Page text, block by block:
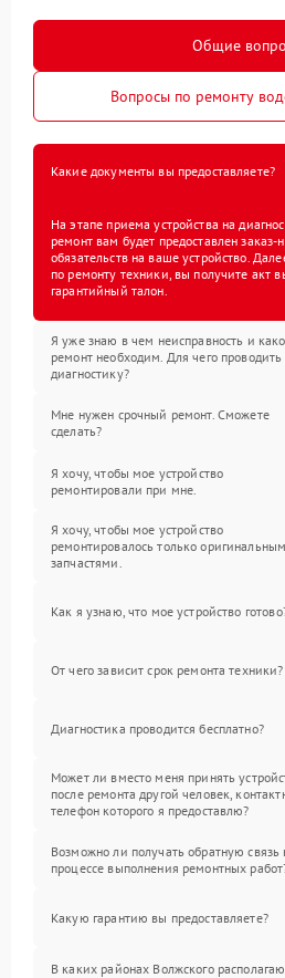
Общие
Вопросы по ремонту
Какие документы вы предоставляете?
На этапе приема устройства на
ремонт вам будет предоставлен
обязательств на ваше устройство.
по ремонту техники, вы получите акт
гарантийный талон.
Я уже знаю в чем неисправность и
ремонт необходим. Для чего проводить
диагностику?
Мне нужен срочный ремонт. Сможете
сделать?
Я хочу, чтобы мое устройство
ремонтировали при мне.
Я хочу, чтобы мое устройство
ремонтировалось только
запчастями.
Как я узнаю, что мое устройство
От чего зависит срок ремонта техники?
Диагностика проводится бесплатно?
Может ли вместо меня принять
после ремонта другой человек,
телефон которого я предоставлю?
Возможно ли получать обратную связь
процессе выполнения ремонтных
Какую гарантию вы предоставляете?
В каких районах Волжского